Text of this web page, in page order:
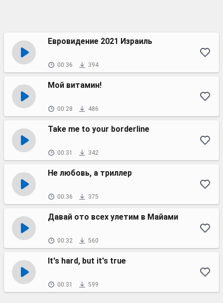
Евровидение 2021 Израиль
00:36 394
Мой витамин!
00:28 486
Take me to your borderline
00:31 342
Не любовь, а триллер
00:36 375
Давай ото всех улетим в Майами
00:32 560
It's hard, but it's true
00:31 599